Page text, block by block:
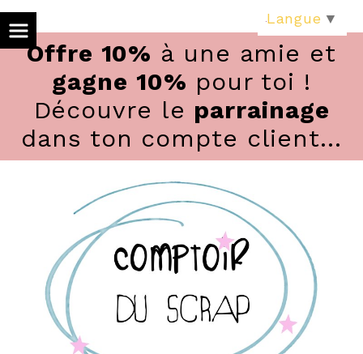
Offre 10% à une amie et
gagne 10% pour toi !
Découvre le parrainage
dans ton compte client...
Langue ▼